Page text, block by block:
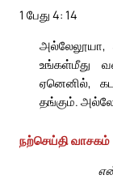
1 பேது 4: 14
அல்லேலூயா,
உங்கள்மீது
ஏனெனில்,
தங்கும்.
நற்செய்தி வாசகம்